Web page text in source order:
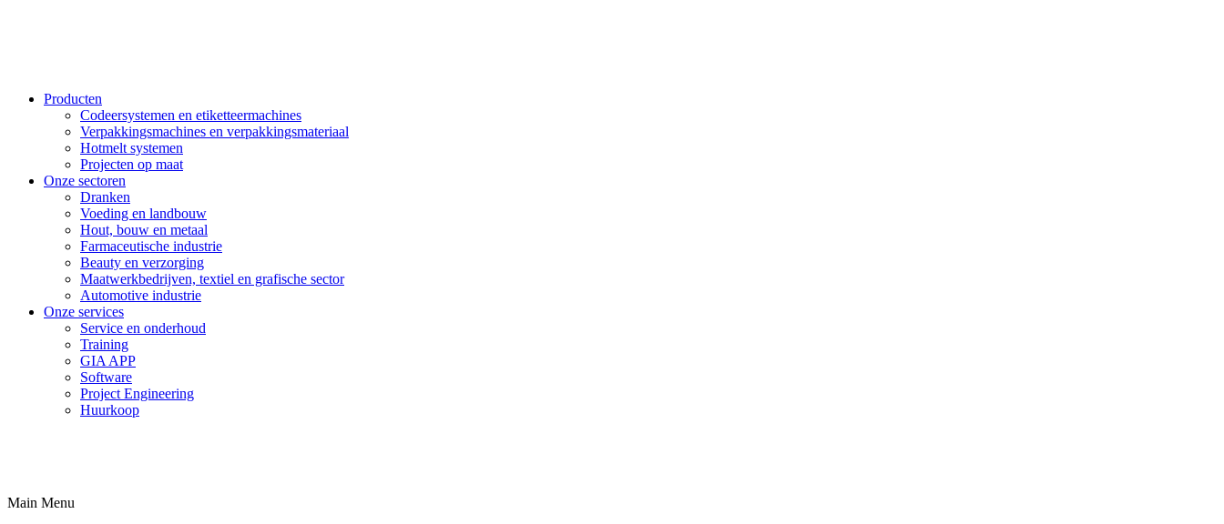
Producten
Codeersystemen en etiketteermachines
Verpakkingsmachines en verpakkingsmateriaal
Hotmelt systemen
Projecten op maat
Onze sectoren
Dranken
Voeding en landbouw
Hout, bouw en metaal
Farmaceutische industrie
Beauty en verzorging
Maatwerkbedrijven, textiel en grafische sector
Automotive industrie
Onze services
Service en onderhoud
Training
GIA APP
Software
Project Engineering
Huurkoop
Main Menu